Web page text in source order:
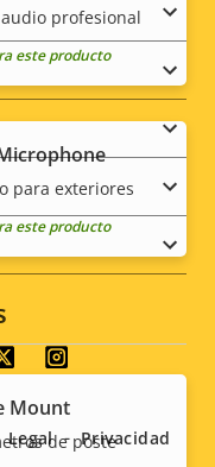
profesional
este producto
para exteriores
este producto
Mount
de poste
Legal Privacidad